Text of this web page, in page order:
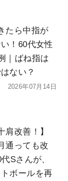
たら中指が
！60代女性
｜ばね指は
ない？
2026年07月14日
肩改善！】
通っても改
Sさんが、
ボールを再